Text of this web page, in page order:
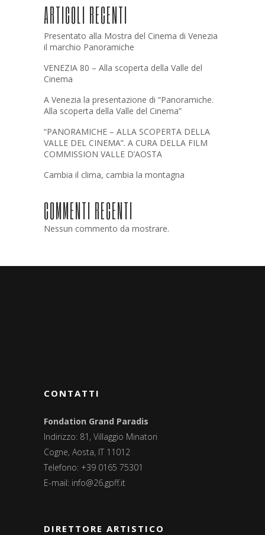
ARTICOLI RECENTI
Presentato alla Mostra del Cinema di Venezia
il marchio Panoramiche
VENEZIA 80 – Alla scoperta della Valle del
Cinema
A Venezia la presentazione di “Panoramiche.
Alla scoperta della Valle del Cinema”
“PANORAMICHE – ALLA SCOPERTA DELLA
VALLE DEL CINEMA”. A CURA DELLA FILM
COMMISSION VALLE D’AOSTA
Cambia il clima, cambia la montagna
COMMENTI RECENTI
Nessun commento da mostrare.
CONTATTI
Fondation Grand Paradis
Indirizzo: 81, Villaggio Minatori
Cogne, Aosta, IT 11012
Telefono: +39 0165 75301
E-mail: info@26.gpff.it
DIRETTORE ARTISTICO